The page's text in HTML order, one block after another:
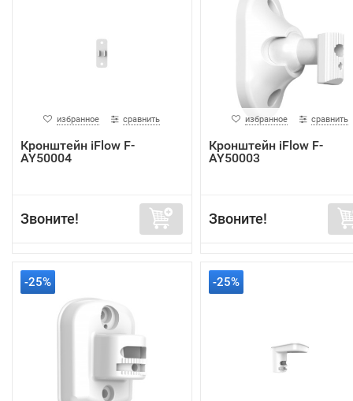
избранное сравнить
Кронштейн iFlow F-
AY50004
Звоните!
избранное сравнить
Кронштейн iFlow F-
AY50003
Звоните!
-25% -25%